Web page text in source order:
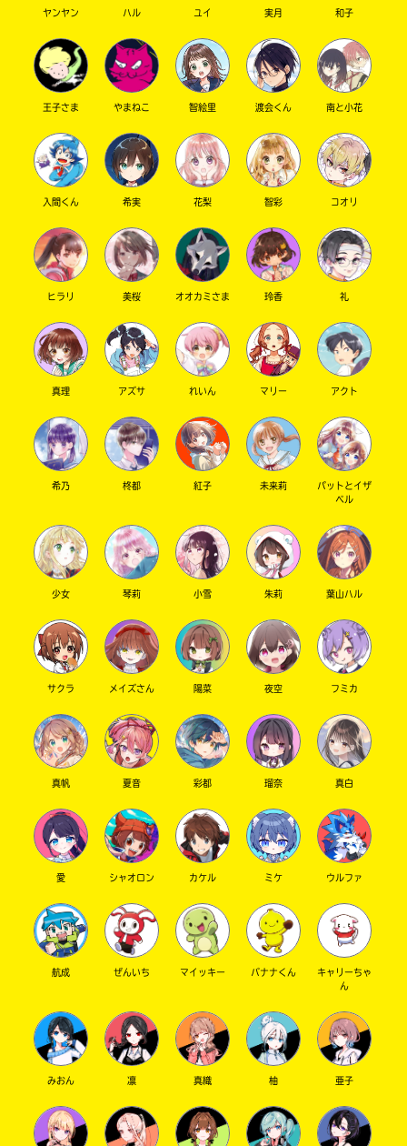
キーワードから探す
オフィシャルアカウント
SNSでシェアする
ヤンヤン ハル ユイ 実月 和子
王子さま やまねこ 智絵里 渡会くん 南と小花
入間くん 希実 花梨 智彩 コオリ
ヒラリ 美桜 オオカミさま 玲香 礼
真理 アズサ れいん マリー アクト
希乃 柊都 紅子 未来莉
パットとイザ
ベル
少女 琴莉 小雪 朱莉 葉山ハル
サクラ メイズさん 陽菜 夜空 フミカ
真帆 夏音 彩都 瑠奈 真白
愛 シャオロン カケル ミケ ウルファ
航成 ぜんいち マイッキー バナナくん
キャリーちゃ
ん
みおん 凛 真織 柚 亜子